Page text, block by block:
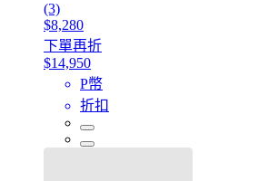
(3)
$8,280
下單再折
$14,950
P幣
折扣